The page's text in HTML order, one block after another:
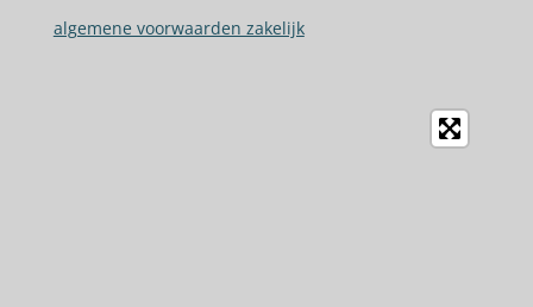
algemene voorwaarden zakelijk